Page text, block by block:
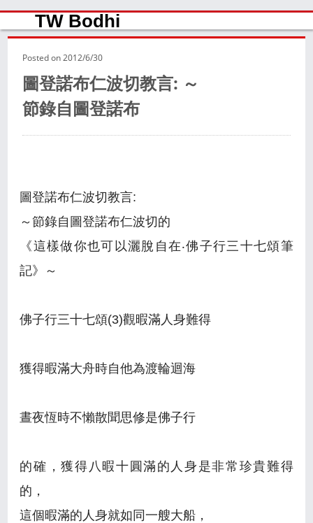
TW Bodhi
Posted on2012/6/30
圖登諾布仁波切教言: ～
節錄自圖登諾布
圖登諾布仁波切教言:
～節錄自圖登諾布仁波切的
《這樣做你也可以灑脫自在‧佛子行三十七頌筆
記》～
佛子行三十七頌(3)觀暇滿人身難得
獲得暇滿大舟時自他為渡輪迴海
晝夜恆時不懶散聞思修是佛子行
的確，獲得八暇十圓滿的人身是非常珍貴難得
的，
這個暇滿的人身就如同一艘大船，